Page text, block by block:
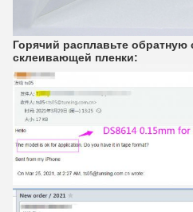
Горячий расплавьте обратную
склеивающей пленки: